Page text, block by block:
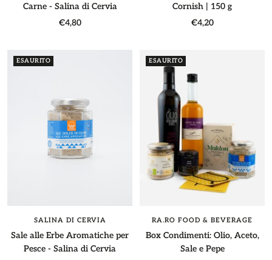
Carne - Salina di Cervia
Prezzo
€4,80
Cornish | 150 g
Prezzo
€4,20
ESAURITO
SALINA DI CERVIA
Sale alle Erbe Aromatiche per
Pesce - Salina di Cervia
ESAURITO
RA.RO FOOD & BEVERAGE
Box Condimenti: Olio, Aceto,
Sale e Pepe